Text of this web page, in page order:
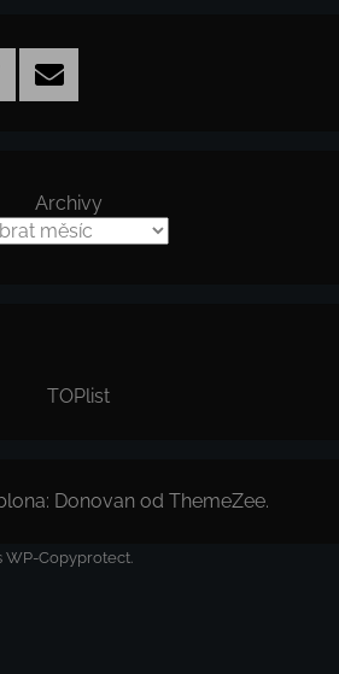
Email
Archivy
Donovan od ThemeZee.
WP-Copyprotect.